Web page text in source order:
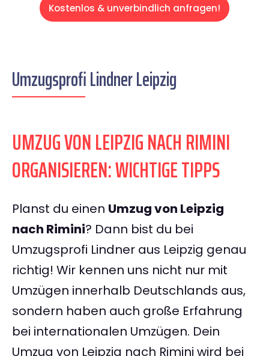
Kostenlos & unverbindlich anfragen!
Umzugsprofi Lindner Leipzig
UMZUG VON LEIPZIG NACH RIMINI
ORGANISIEREN: WICHTIGE TIPPS
Planst du einen Umzug von Leipzig
nach Rimini? Dann bist du bei
Umzugsprofi Lindner aus Leipzig genau
richtig! Wir kennen uns nicht nur mit
Umzügen innerhalb Deutschlands aus,
sondern haben auch große Erfahrung
bei internationalen Umzügen. Dein
Umzug von Leipzig nach Rimini wird bei